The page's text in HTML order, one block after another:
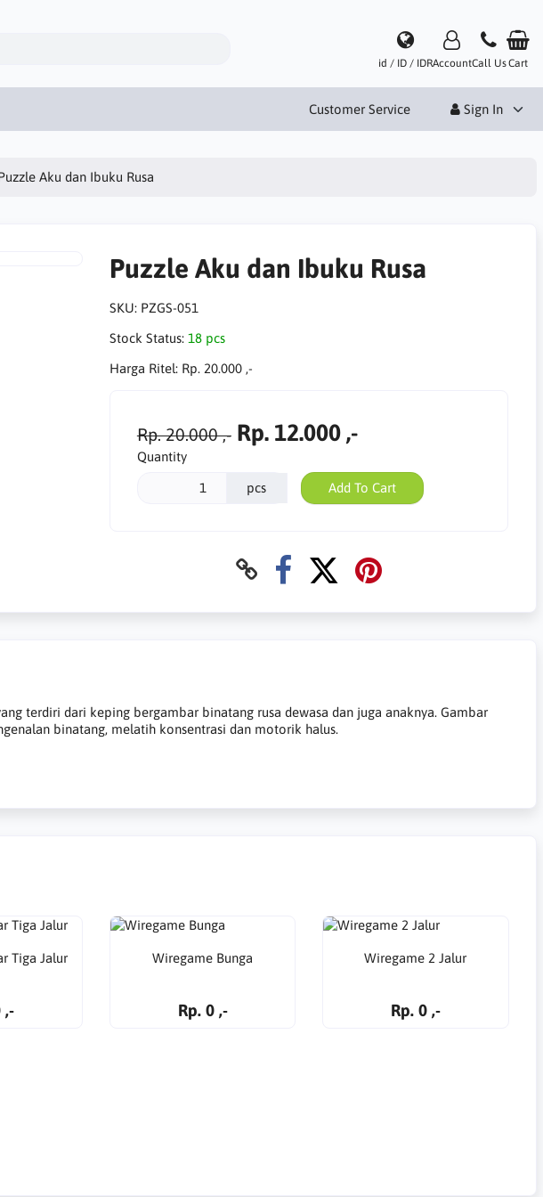
id / ID / IDRAccountCall UsCart
Customer Service Sign In
Aku dan Ibuku Rusa
Puzzle Aku dan Ibuku Rusa
SKU: PZGS-051
Stock Status: 18 pcs
Harga Ritel: Rp. 20.000 ,-
Rp. 20.000 ,- Rp. 12.000 ,-
Quantity
pcs Add To Cart
terdiri dari keping bergambar binatang rusa dewasa dan juga anaknya. Gambar
binatang, melatih konsentrasi dan motorik halus.
Tiga Jalur
,-
Wiregame Bunga
Rp. 0 ,-
Wiregame 2 Jalur
Rp. 0 ,-